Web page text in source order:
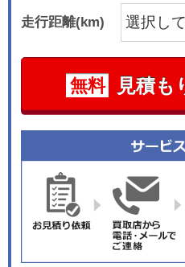
後席にリフレッシュ機能
を備えた、フルリクライ
を採用。また、長年楽器
による音の感性や卓越し
に注入して、生演奏を彷
76;まで開くリヤドアと
降性の向上。加えて、乗
格納式ステップやセンタ
た握りやすい大型アシス
ワートレーンは、最高出
大トルク335Nmを発生
走行距離(km)
無料 見積も